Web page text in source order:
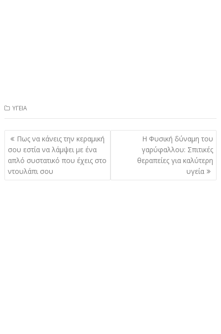
ΥΓΕΙΑ
Πλοήγηση
άρθρων
Πως να κάνεις την κεραμική
σου εστία να λάμψει με ένα
απλό συστατικό που έχεις στο
ντουλάπι σου
Η Φυσική δύναμη του
γαρύφαλλου: Σπιτικές
θεραπείες για καλύτερη
υγεία